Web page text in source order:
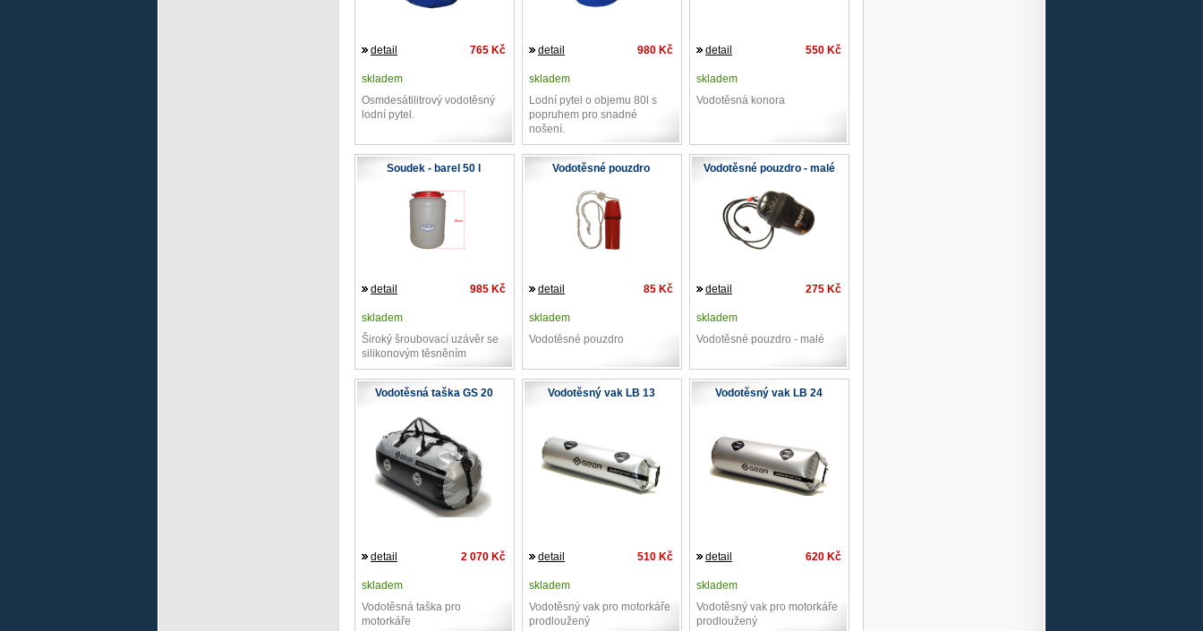
765 Kč
detail 980 Kč
detail 550 Kč
detail
skladem skladem
skladem
Osmdesátilitrový vodotěsný
lodní pytel.
Lodní pytel o objemu 80l s
popruhem pro snadné
nošení.
Vodotěsná konora
Soudek - barel 50 l Vodotěsné pouzdro Vodotěsné pouzdro - malé
985 Kč
detail 85 Kč
detail 275 Kč
detail
skladem skladem
skladem
Široký šroubovací uzávěr se
silikonovým těsněním
Vodotěsné pouzdro Vodotěsné pouzdro - malé
Vodotěsná taška GS 20 Vodotěsný vak LB 13 Vodotěsný vak LB 24
2 070 Kč
detail 510 Kč
detail 620 Kč
detail
skladem skladem
skladem
Vodotěsná taška pro
motorkáře
Vodotěsný vak pro motorkáře
prodloužený
Vodotěsný vak pro motorkáře
prodloužený